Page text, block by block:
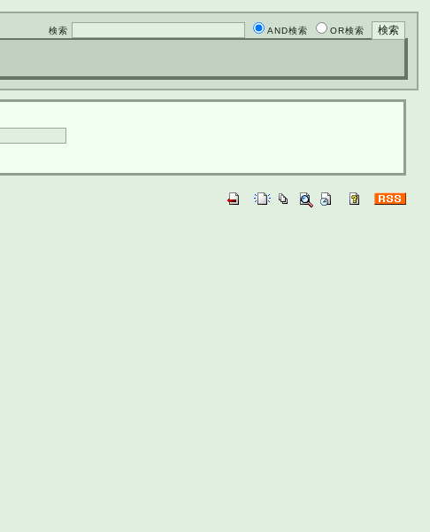
検索 AND検索 OR検索